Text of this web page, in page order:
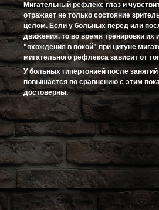
Мигательный рефлекс глаз и
отражает не только состояние
целом. Если у больных перед или
движения, то во время тренировки
"вхождения в покой" при цигуне
мигательного рефлекса зависит от
У больных гипертонией после
повышается по сравнению с этим
достоверны.